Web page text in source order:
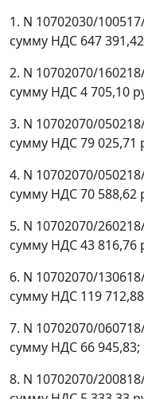
1. N 10702030/
сумму НДС 647
2. N 10702070/
сумму НДС 4 705,10
3. N 10702070/
сумму НДС 79 025,71
4. N 10702070/
сумму НДС 70 588,62
5. N 10702070/
сумму НДС 43 816,76
6. N 10702070/
сумму НДС 119
7. N 10702070/
сумму НДС 66 945,83;
8. N 10702070/